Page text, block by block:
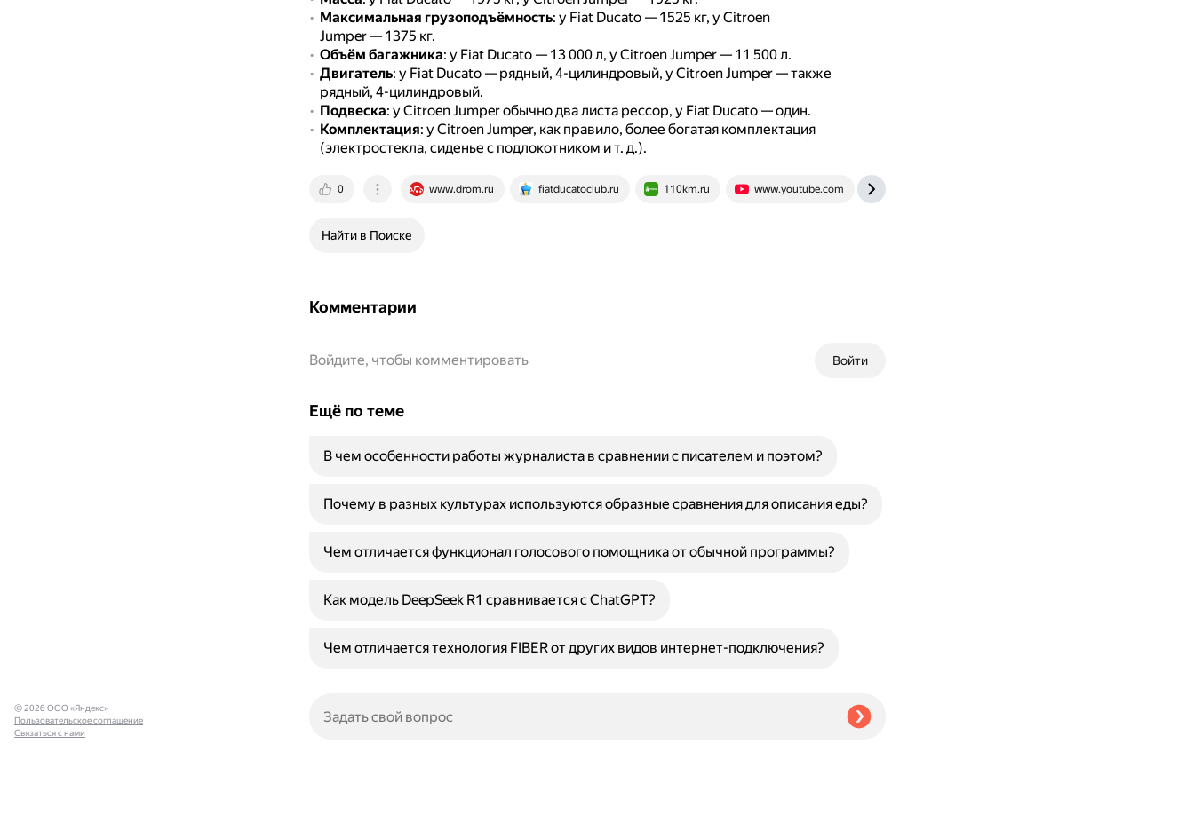
Максимальная грузоподъёмность: у Fiat Ducato — 1525 кг, у Citroen
Jumper — 1375 кг.
Объём багажника: у Fiat Ducato — 13 000 л, у Citroen Jumper — 11 500 л.
Двигатель: у Fiat Ducato — рядный, 4-цилиндровый, у Citroen Jumper — также
рядный, 4-цилиндровый.
Подвеска: у Citroen Jumper обычно два листа рессор, у Fiat Ducato — один.
Комплектация: у Citroen Jumper, как правило, более богатая комплектация
(электростекла, сиденье с подлокотником и т. д.).
0 www.drom.ru fiatducatoclub.ru 110km.ru www.youtube.com
Найти в Поиске
Комментарии
Войти
Войдите, чтобы комментировать
Ещё по теме
В чем особенности работы журналиста в сравнении с писателем и поэтом?
Почему в разных культурах используются образные сравнения для описания еды?
Чем отличается функционал голосового помощника от обычной программы?
Как модель DeepSeek R1 сравнивается с ChatGPT?
Чем отличается технология FIBER от других видов интернет-подключения?
© 2026 ООО «Яндекс»
Пользовательское соглашение
Связаться с нами